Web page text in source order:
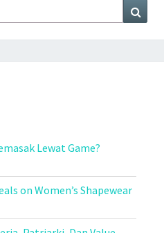
Lewat Game?
on Women’s Shapewear